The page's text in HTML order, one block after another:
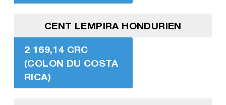
CENT LEMPIRA HONDURIEN
2 169,14 CRC
(COLON DU COSTA
RICA)